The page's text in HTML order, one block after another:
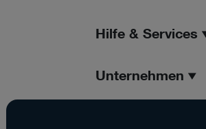
Hilfe & Services
Unternehmen